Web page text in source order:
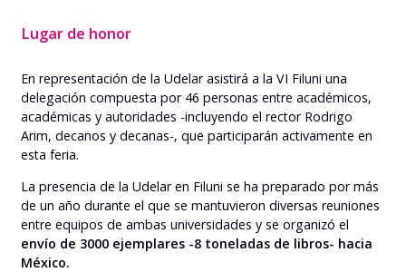
Lugar de honor
En representación de la Udelar asistirá a la VI Filuni una
delegación compuesta por 46 personas entre académicos,
académicas y autoridades -incluyendo el rector Rodrigo
Arim, decanos y decanas-, que participarán activamente en
esta feria.
La presencia de la Udelar en Filuni se ha preparado por más
de un año durante el que se mantuvieron diversas reuniones
entre equipos de ambas universidades y se organizó el
envío de 3000 ejemplares -8 toneladas de libros- hacia
México.